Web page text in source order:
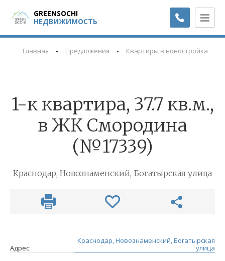
GREENSOCHI
НЕДВИЖИМОСТЬ
Главная - Предложения - Квартиры в новостройках
1-к квартира, 37.7 кв.м.,
в ЖК Смородина
(№17339)
Краснодар, Новознаменский, Богатырская улица
Адрес:
Краснодар, Новознаменский, Богатырская
улица